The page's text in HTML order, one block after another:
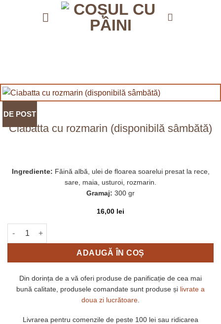
DE POST
Ciabatta cu rozmarin (disponibilă sâmbătă)
Ingrediente: Făină albă, ulei de floarea soarelui presat la rece,
sare, maia, usturoi, rozmarin.
Gramaj: 300 gr
16,00 lei
Cantitate Ciabatta cu rozmarin (disponibilă sâmbătă)
ADAUGĂ ÎN COȘ
Din dorința de a vă oferi produse de panificație de cea mai
bună calitate, produsele comandate sunt produse și livrate a
doua zi lucrătoare
Livrarea pentru comenzile de peste 100 lei sau ridicarea